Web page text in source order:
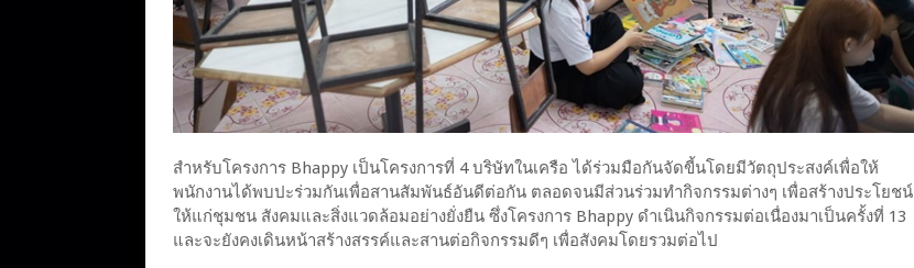
สำหรับโครงการ Bhappy เป็นโครงการที่ 4 บริษัทในเครือ ได้ร่วมมือกันจัดขี้นโดยมีวัตถุประสงค์เพื่อให้
พนักงานได้พบปะร่วมกันเพื่อสานสัมพันธ์อันดีต่อกัน ตลอดจนมีส่วนร่วมทำกิจกรรมต่างๆ เพื่อสร้างประโยชน์
ให้แก่ชุมชน สังคมและสิ่งแวดล้อมอย่างยั่งยืน ซึ่งโครงการ Bhappy ดำเนินกิจกรรมต่อเนื่องมาเป็นครั้งที่ 13
และจะยังคงเดินหน้าสร้างสรรค์และสานต่อกิจกรรมดีๆ เพื่อสังคมโดยรวมต่อไป